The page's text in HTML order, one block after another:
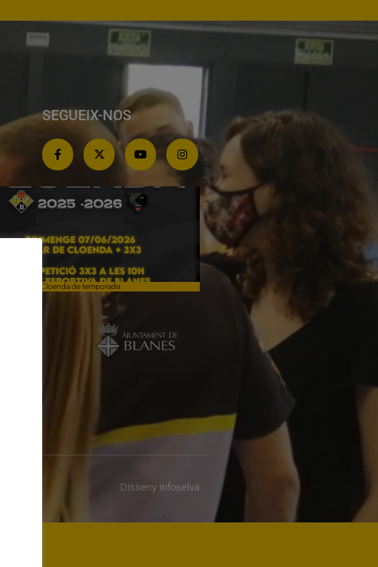
SEGUEIX-NOS
Cloenda de temporada
Disseny infoselva